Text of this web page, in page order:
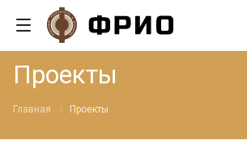
Проекты
Главная Проекты